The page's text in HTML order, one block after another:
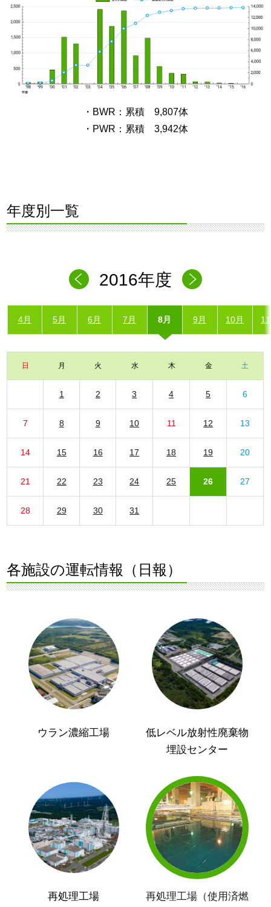
・BWR：累積 9,807体
・PWR：累積 3,942体
年度別一覧
2016年度
4月 5月 6月 7月 8月 9月 10月
日 月 火 水 木 金 土
1 2 3 4 5 6
7 8 9 10 11 12 13
14 15 16 17 18 19 20
21 22 23 24 25 26 27
28 29 30 31
各施設の運転情報（日報）
ウラン濃縮工場
低レベル放射性廃棄物
埋設センター
再処理工場
再処理工場（使用済燃